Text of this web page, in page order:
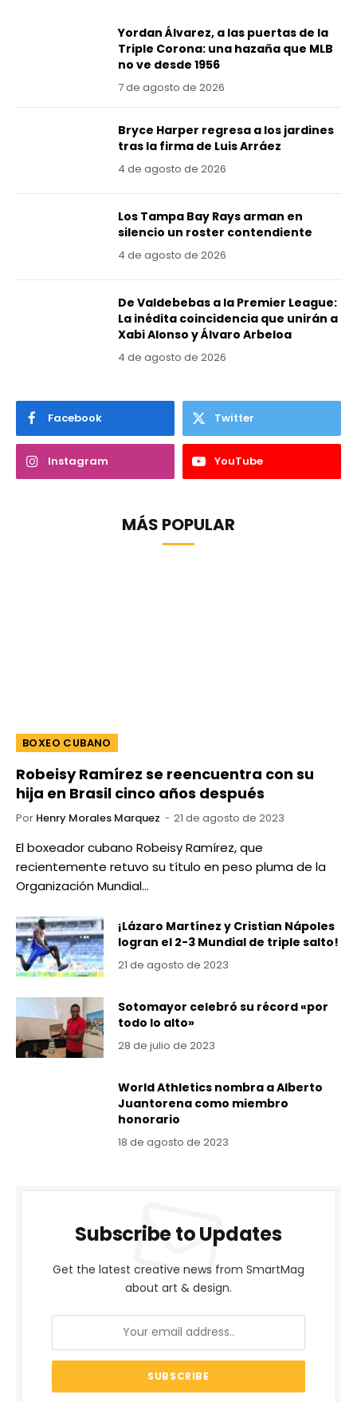
Yordan Álvarez, a las puertas de la
Triple Corona: una hazaña que MLB
no ve desde 1956
7 de agosto de 2026
Bryce Harper regresa a los jardines
tras la firma de Luis Arráez
4 de agosto de 2026
Los Tampa Bay Rays arman en
silencio un roster contendiente
4 de agosto de 2026
De Valdebebas a la Premier League:
La inédita coincidencia que unirán a
Xabi Alonso y Álvaro Arbeloa
4 de agosto de 2026
Facebook Twitter
Instagram YouTube
MÁS POPULAR
BOXEO CUBANO
Robeisy Ramírez se reencuentra con su
hija en Brasil cinco años después
Por Henry Morales Marquez 21 de agosto de 2023
El boxeador cubano Robeisy Ramírez, que
recientemente retuvo su título en peso pluma de la
Organización Mundial…
¡Lázaro Martínez y Cristian Nápoles
logran el 2-3 Mundial de triple salto!
21 de agosto de 2023
Sotomayor celebró su récord «por
todo lo alto»
28 de julio de 2023
World Athletics nombra a Alberto
Juantorena como miembro
honorario
18 de agosto de 2023
Subscribe to Updates
Get the latest creative news from SmartMag
about art & design.